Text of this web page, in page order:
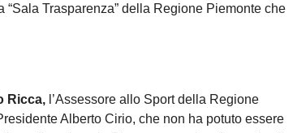
Trasparenza” della Regione Piemonte che
Ricca, l’Assessore allo Sport della Regione
Alberto Cirio, che non ha potuto essere